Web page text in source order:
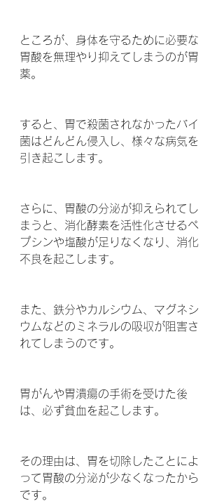
ところが、身体を守るために必要な
胃酸を無理やり抑えてしまうのが胃
薬。
すると、胃で殺菌されなかったバイ
菌はどんどん侵入し、様々な病気を
引き起こします。
さらに、胃酸の分泌が抑えられてし
まうと、消化酵素を活性化させるペ
プシンや塩酸が足りなくなり、消化
不良を起こします。
また、鉄分やカルシウム、マグネシ
ウムなどのミネラルの吸収が阻害さ
れてしまうのです。
胃がんや胃潰瘍の手術を受けた後
は、必ず貧血を起こします。
その理由は、胃を切除したことによ
って胃酸の分泌が少なくなったから
です。